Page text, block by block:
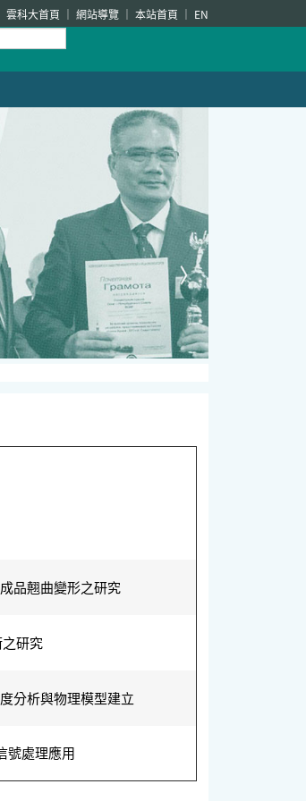
雲科大首頁 網站導覽 本站首頁 EN
品翹曲變形之研究
研究
分析與物理模型建立
號處理應用